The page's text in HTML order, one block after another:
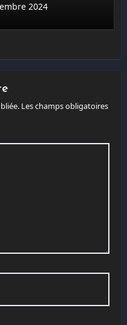
2024
Les champs obligatoires